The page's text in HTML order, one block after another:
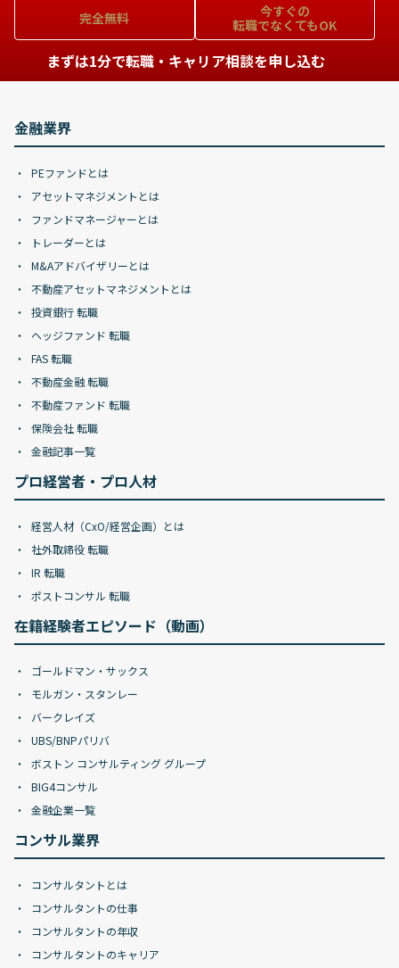
完全無料
今すぐの
転職でなくてもOK
まずは1分で転職・キャリア相談を申し込む
金融業界
PEファンドとは
アセットマネジメントとは
ファンドマネージャーとは
トレーダーとは
M&Aアドバイザリーとは
不動産アセットマネジメントとは
投資銀行 転職
ヘッジファンド 転職
FAS 転職
不動産金融 転職
不動産ファンド 転職
保険会社 転職
金融記事一覧
プロ経営者・プロ人材
経営人材（CxO/経営企画）とは
社外取締役 転職
IR 転職
ポストコンサル 転職
在籍経験者エピソード（動画）
ゴールドマン・サックス
モルガン・スタンレー
バークレイズ
UBS/BNPパリバ
ボストン コンサルティング グループ
BIG4コンサル
金融企業一覧
コンサル業界
コンサルタントとは
コンサルタントの仕事
コンサルタントの年収
コンサルタントのキャリア